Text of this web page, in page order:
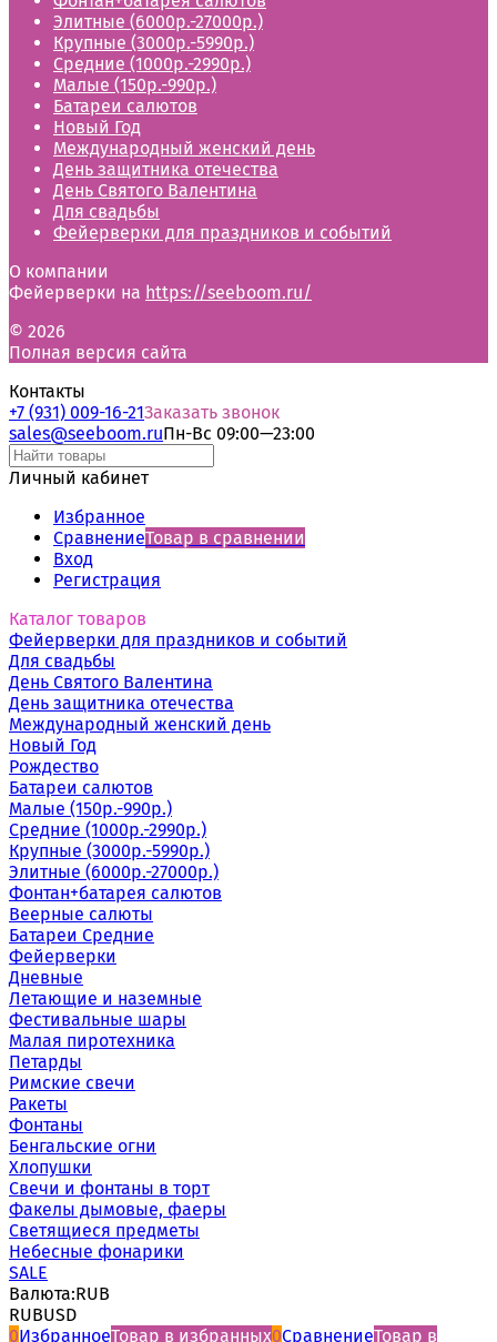
Элитные (6000р.-27000р.)
Крупные (3000р.-5990р.)
Cредние (1000р.-2990р.)
Малые (150р.-990р.)
Батареи салютов
Новый Год
Международный женский день
День защитника отечества
День Святого Валентина
Для свадьбы
Фейерверки для праздников и событий
О компании
Фейерверки на https://seeboom.ru/
© 2026
Полная версия сайта
Контакты
+7 (931) 009-16-21Заказать звонок
sales@seeboom.ruПн-Вс 09:00—23:00
Личный кабинет
Избранное
СравнениеТовар в сравнении
Вход
Регистрация
Каталог товаров
Фейерверки для праздников и событий
Для свадьбы
День Святого Валентина
День защитника отечества
Международный женский день
Новый Год
Рождество
Батареи салютов
Малые (150р.-990р.)
Cредние (1000р.-2990р.)
Крупные (3000р.-5990р.)
Элитные (6000р.-27000р.)
Фонтан+батарея салютов
Веерные салюты
Батареи Средние
Фейерверки
Дневные
Летающие и наземные
Фестивальные шары
Малая пиротехника
Петарды
Римские свечи
Ракеты
Фонтаны
Бенгальские огни
Хлопушки
Свечи и фонтаны в торт
Факелы дымовые, фаеры
Светящиеся предметы
Небесные фонарики
SALE
Валюта:RUB
RUBUSD
0ИзбранноеТовар в избранных0СравнениеТовар в